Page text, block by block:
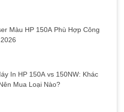
Màu HP 150A Phù Hợp Công
In HP 150A vs 150NW: Khác
Mua Loại Nào?